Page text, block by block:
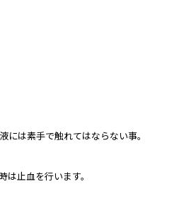
には素手で触れてはならない事。
は止血を行います。